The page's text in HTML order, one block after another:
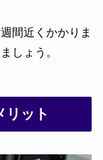
間近くかかりま
しょう。
リット